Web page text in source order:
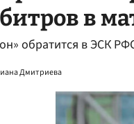
в
обратится в ЭСК
Дмитриева